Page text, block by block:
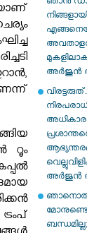
അർജുൻ
അർജുൻ
ഞാനൊരു
റൂം